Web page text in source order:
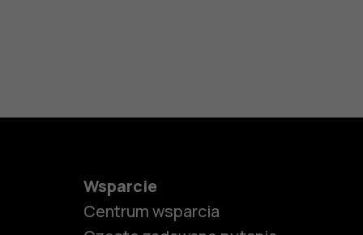
Wsparcie
Centrum wsparcia